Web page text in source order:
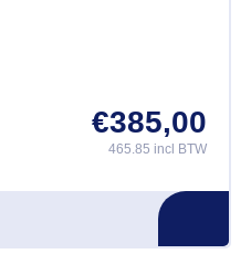
€385,00
465.85 incl BTW